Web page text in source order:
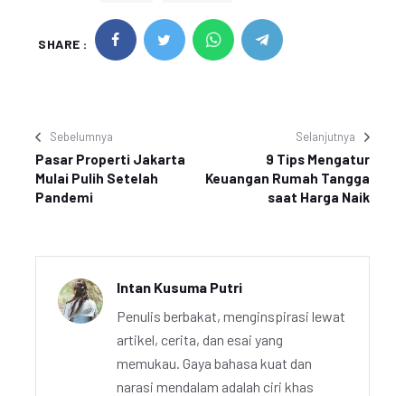
SHARE :
Sebelumnya
Pasar Properti Jakarta
Mulai Pulih Setelah
Pandemi
Selanjutnya
9 Tips Mengatur
Keuangan Rumah Tangga
saat Harga Naik
Intan Kusuma Putri
Penulis berbakat, menginspirasi lewat
artikel, cerita, dan esai yang
memukau. Gaya bahasa kuat dan
narasi mendalam adalah ciri khas